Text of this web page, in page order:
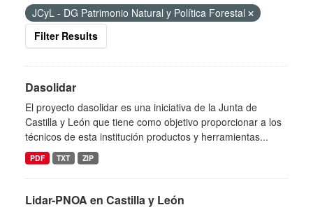
JCyL - DG Patrimonio Natural y Política Forestal
Filter Results
Dasolidar
El proyecto dasolidar es una iniciativa de la Junta de
Castilla y León que tiene como objetivo proporcionar a los
técnicos de esta institución productos y herramientas...
PDF TXT ZIP
Lidar-PNOA en Castilla y León